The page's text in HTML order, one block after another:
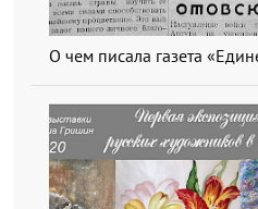
О чем писала газета